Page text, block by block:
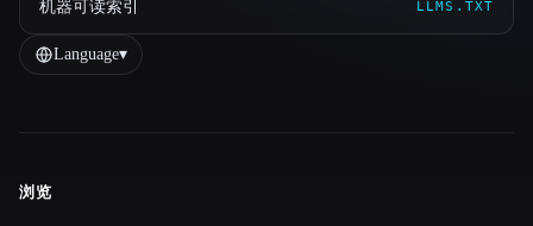
机器可读索引 LLMS.TXT
Language▾
Site navigation
浏览